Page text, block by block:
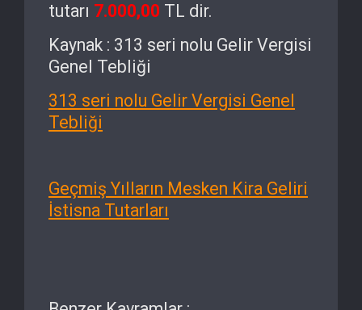
tutarı 7.000,00 TL dir.
Kaynak : 313 seri nolu Gelir Vergisi
Genel Tebliği
313 seri nolu Gelir Vergisi Genel
Tebliği
Geçmiş Yılların Mesken Kira Geliri
İstisna Tutarları